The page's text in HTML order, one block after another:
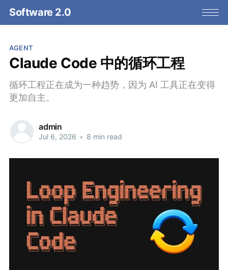
Software 2.0
AGENT
Claude Code 中的循环工程
循环工程正在成为一种趋势，因为 AI 工具正在变得
更加自主。
admin
Jul 6, 2026 • 8 min read